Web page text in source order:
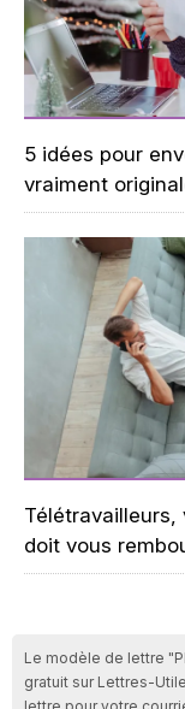
5 idées pour
vraiment
doit vous
Le modèle de lettre
gratuit sur Lettres-